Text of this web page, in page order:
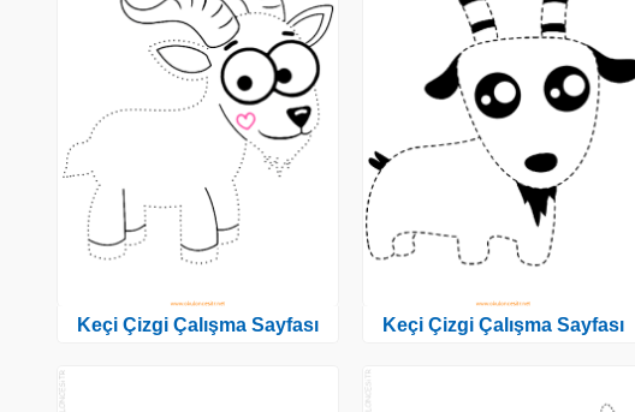
Keçi Çizgi Çalışma Sayfası Keçi Çizgi Çalışma Sayfası